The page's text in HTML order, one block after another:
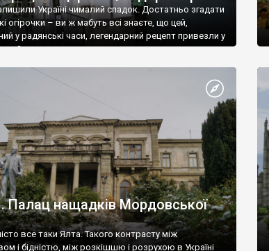
Україні чималий спадок. Достатньо згадати
огірочки – ви ж мабуть всі знаєте, що цей,
у радянські часи, легендарний рецепт привезли у
Палац нащадків Мордовської
все таки Ялта. Такого контрасту між
і бідністю, між розкішшю і розрухою в Україні